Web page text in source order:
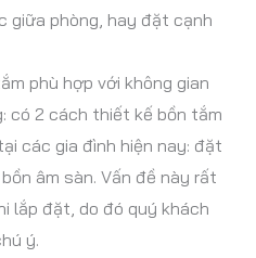
giữa phòng, hay đặt cạnh
phù hợp với không gian
có 2 cách thiết kế bồn tắm
các gia đình hiện nay: đặt
âm sàn. Vấn đề này rất
lắp đặt, do đó quý khách
ý.